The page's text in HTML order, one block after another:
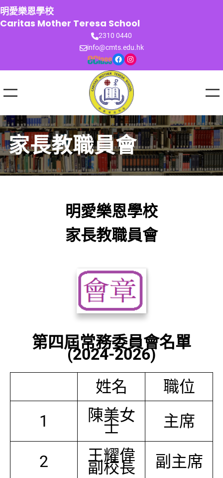
跳
至
主
明愛樂恩學校
Caritas Mother Teresa School
2310 0440
info@cmts.edu.hk
Facebook Instagram
家長教職員會
明愛樂恩學校
家長教職員會
第四屆常務委員會名單
(2024-2026)
姓名
職位
1
陳美女
士 主席
2 王耀偉
副校長 副主席